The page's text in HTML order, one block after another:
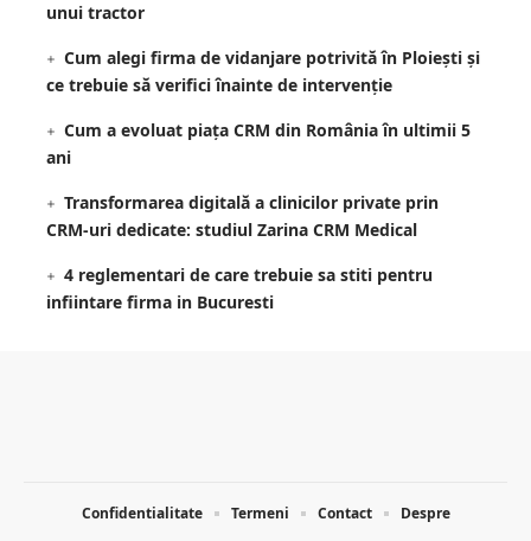
unui tractor
Cum alegi firma de vidanjare potrivită în Ploiești și
ce trebuie să verifici înainte de intervenție
Cum a evoluat piața CRM din România în ultimii 5
ani
Transformarea digitală a clinicilor private prin
CRM-uri dedicate: studiul Zarina CRM Medical
4 reglementari de care trebuie sa stiti pentru
infiintare firma in Bucuresti
Confidentialitate Termeni Contact Despre